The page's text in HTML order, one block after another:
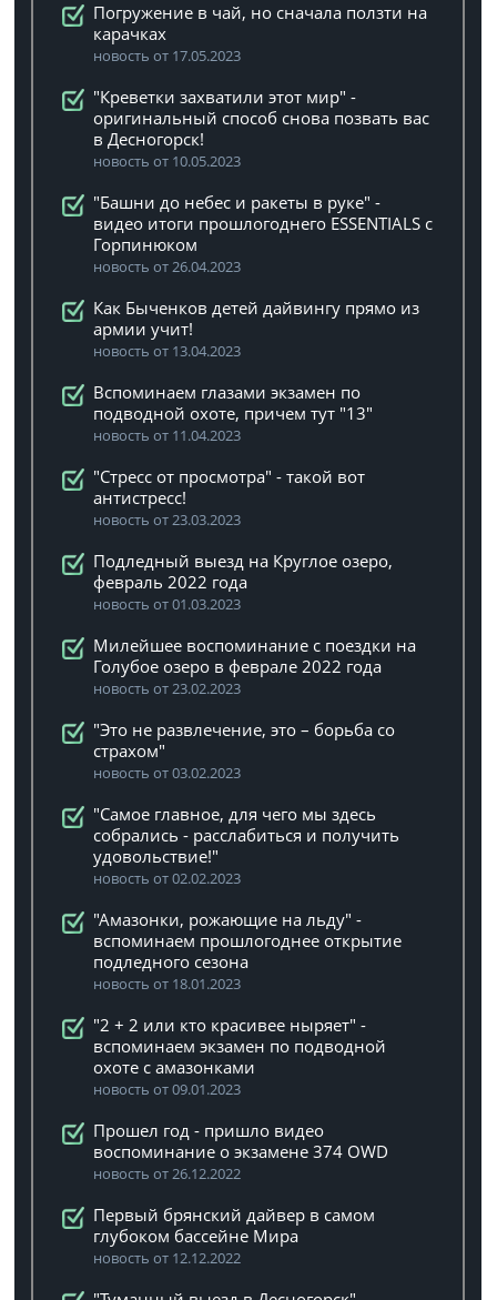
Погружение в чай, но сначала ползти на
карачках
новость от 17.05.2023
"Креветки захватили этот мир" -
оригинальный способ снова позвать вас
в Десногорск!
новость от 10.05.2023
"Башни до небес и ракеты в руке" -
видео итоги прошлогоднего ESSENTIALS с
Горпинюком
новость от 26.04.2023
Как Быченков детей дайвингу прямо из
армии учит!
новость от 13.04.2023
Вспоминаем глазами экзамен по
подводной охоте, причем тут "13"
новость от 11.04.2023
"Стресс от просмотра" - такой вот
антистресс!
новость от 23.03.2023
Подледный выезд на Круглое озеро,
февраль 2022 года
новость от 01.03.2023
Милейшее воспоминание с поездки на
Голубое озеро в феврале 2022 года
новость от 23.02.2023
"Это не развлечение, это – борьба со
страхом"
новость от 03.02.2023
"Самое главное, для чего мы здесь
собрались - расслабиться и получить
удовольствие!"
новость от 02.02.2023
"Амазонки, рожающие на льду" -
вспоминаем прошлогоднее открытие
подледного сезона
новость от 18.01.2023
"2 + 2 или кто красивее ныряет" -
вспоминаем экзамен по подводной
охоте с амазонками
новость от 09.01.2023
Прошел год - пришло видео
воспоминание о экзамене 374 OWD
новость от 26.12.2022
Первый брянский дайвер в самом
глубоком бассейне Мира
новость от 12.12.2022